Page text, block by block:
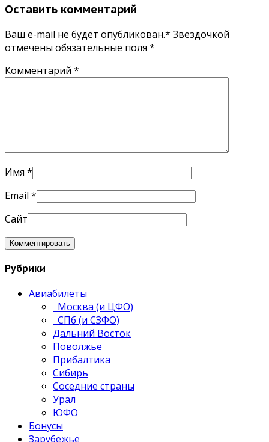
Оставить комментарий
Ваш e-mail не будет опубликован.* Звездочкой
отмечены обязательные поля *
Комментарий *
Имя *
Email *
Сайт
Рубрики
Авиабилеты
Москва (и ЦФО)
СПб (и СЗФО)
Дальний Восток
Поволжье
Прибалтика
Сибирь
Соседние страны
Урал
ЮФО
Бонусы
Зарубежье